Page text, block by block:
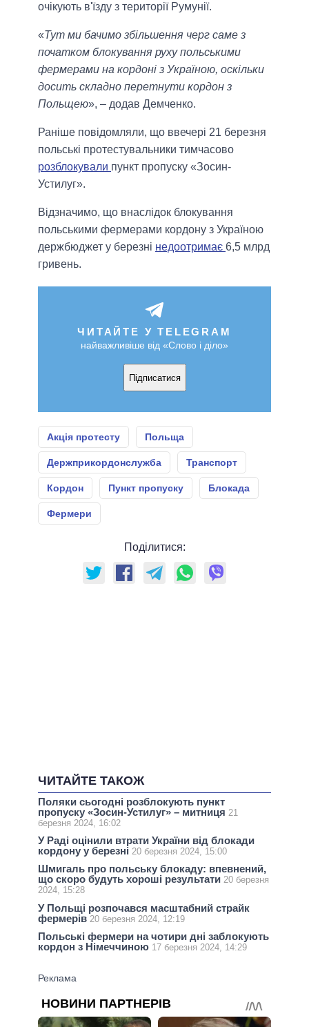
очікують в'їзду з території Румунії.
«Тут ми бачимо збільшення черг саме з
початком блокування руху польськими
фермерами на кордоні з Україною, оскільки
досить складно перетнути кордон з
Польщею», – додав Демченко.
Раніше повідомляли, що ввечері 21 березня
польські протестувальники тимчасово
розблокували пункт пропуску «Зосин-
Устилуг».
Відзначимо, що внаслідок блокування
польськими фермерами кордону з Україною
держбюджет у березні недоотримає 6,5 млрд
гривень.
ЧИТАЙТЕ У TELEGRAM
найважливіше від «Слово і діло»
Підписатися
Акція протесту Польща
Держприкордонслужба Транспорт
Кордон Пункт пропуску Блокада
Фермери
Поділитися:
ЧИТАЙТЕ ТАКОЖ
Поляки сьогодні розблокують пункт
пропуску «Зосин-Устилуг» – митниця 21
березня 2024, 16:02
У Раді оцінили втрати України від блокади
кордону у березні 20 березня 2024, 15:00
Шмигаль про польську блокаду: впевнений,
що скоро будуть хороші результати 20 березня
2024, 15:28
У Польщі розпочався масштабний страйк
фермерів 20 березня 2024, 12:19
Польські фермери на чотири дні заблокують
кордон з Німеччиною 17 березня 2024, 14:29